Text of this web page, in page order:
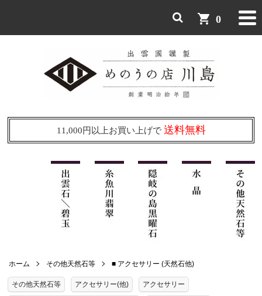
shopping_cart 0
11,000円以上お買い上げで 送料無料
ホーム その他天然石等 ■ アクセサリー (天然石他)
その他天然石等 アクセサリー(他) アクセサリー